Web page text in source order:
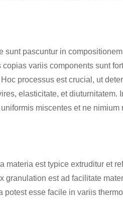
sunt pascuntur in
variis components sunt
processus est crucial, ut
elasticitate, et
miscentes et ne nimium
materia est typice extruditur et
granulation est ad facilitate
potest esse facile in variis